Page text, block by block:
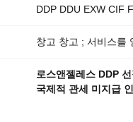
DDP DDU EXW CIF
창고 창고 ; 서비스를
로스앤젤레스 DDP
국제적 관세 미지급